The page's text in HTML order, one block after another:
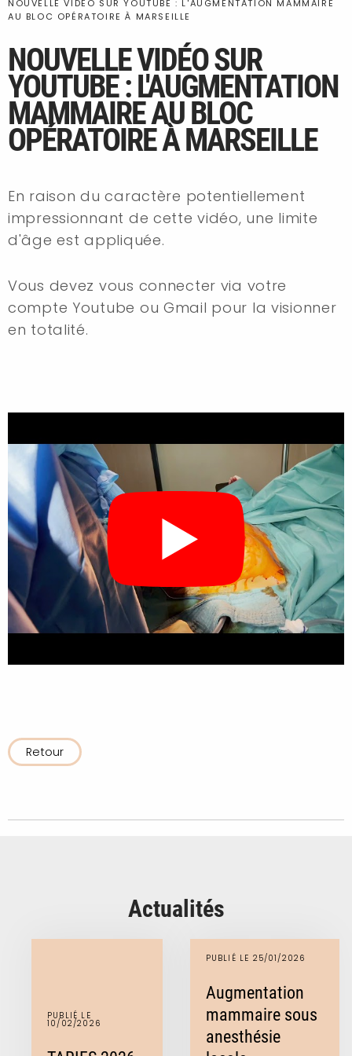
NOUVELLE VIDÉO SUR YOUTUBE : L'AUGMENTATION MAMMAIRE
AU BLOC OPÉRATOIRE À MARSEILLE
NOUVELLE VIDÉO SUR
YOUTUBE : L'AUGMENTATION
MAMMAIRE AU BLOC
OPÉRATOIRE À MARSEILLE
En raison du caractère potentiellement
impressionnant de cette vidéo, une limite
d'âge est appliquée.
Vous devez vous connecter via votre
compte Youtube ou Gmail pour la visionner
en totalité.
Retour
Actualités
PUBLIÉ LE
10/02/2026
PUBLIÉ LE 25/01/2026
Augmentation
mammaire sous
anesthésie